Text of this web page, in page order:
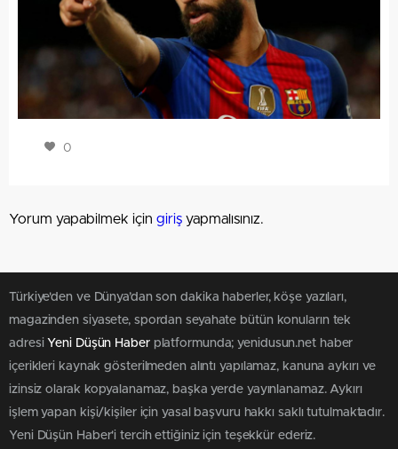
0
Yorum yapabilmek için giriş yapmalısınız.
Türkiye'den ve Dünya’dan son dakika haberler, köşe yazıları,
magazinden siyasete, spordan seyahate bütün konuların tek
adresi Yeni Düşün Haberplatformunda; yenidusun.net haber
içerikleri kaynak gösterilmeden alıntı yapılamaz, kanuna aykırı ve
izinsiz olarak kopyalanamaz, başka yerde yayınlanamaz. Aykırı
işlem yapan kişi/kişiler için yasal başvuru hakkı saklı tutulmaktadır.
Yeni Düşün Haber'i tercih ettiğiniz için teşekkür ederiz.